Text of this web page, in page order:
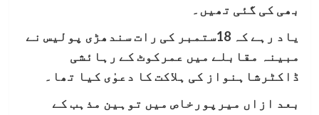
بھی کی گئی تھیں۔
یاد رہے کہ 18ستمبر کی رات سندھڑی پولیس نے
مبینہ مقابلے میں عمرکوٹ کے رہائشی
ڈاکٹرشاہنواز کی ہلاکت کا دعوٰی کیا تھا۔
بعد ازاں میرپورخاص میں توہین مذہب کے